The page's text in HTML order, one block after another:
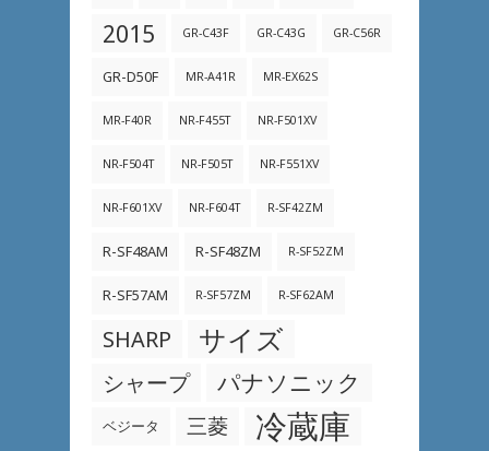
2015 GR-C43F GR-C43G GR-C56R
GR-D50F MR-A41R MR-EX62S
MR-F40R NR-F455T NR-F501XV
NR-F504T NR-F505T NR-F551XV
NR-F601XV NR-F604T R-SF42ZM
R-SF48AM R-SF48ZM R-SF52ZM
R-SF57AM R-SF57ZM R-SF62AM
SHARP サイズ
シャープ パナソニック
ベジータ 三菱 冷蔵庫